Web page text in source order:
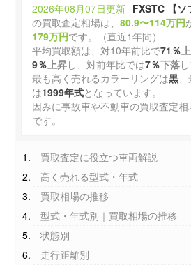
2026年08月07日更新 FXSTC 【ソ
の買取査定相場は、80.9〜114万円
179万円です。（直近1年間）
平均買取額は、対10年前比で71％
9％ 上昇し、対前年比では7％下落
最も高く売れるカラーリングは黒
は1999年式となっています。
因みに事故車や不動車の買取査定
です。
買取査定に役立つ車両解説
高く売れる型式・年式
買取相場の推移
型式・年式別｜買取相場の推移
状態別
走行距離別